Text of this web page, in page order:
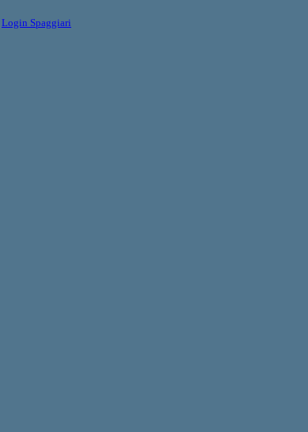
Login Spaggiari